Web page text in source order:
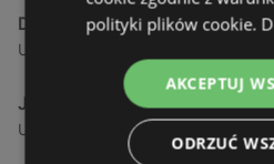
Drogeria Jasmin
Ul. Mickiewicza 4, 72-400 Kamień
Jawa Drogerie
Ul. Pck 7, 72-010 Police
polityki plików cookie.
AKCEPTUJ
ODRZUĆ